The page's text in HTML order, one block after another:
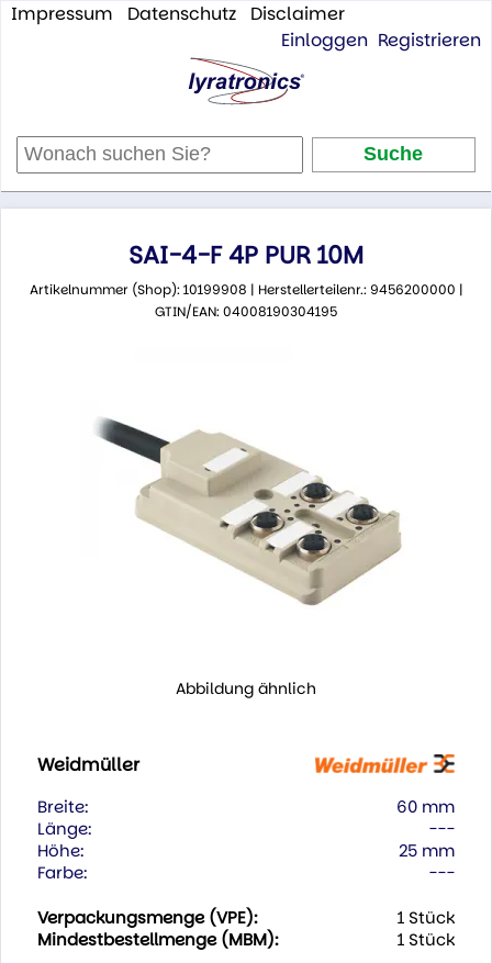
Impressum Datenschutz
Disclaimer
Einloggen Registrieren
SAI-4-F 4P PUR 10M
Artikelnummer (Shop): 10199908 | Herstellerteilenr.: 9456200000 |
GTIN/EAN: 04008190304195
Abbildung ähnlich
Weidmüller
Breite:
60 mm
Länge:
---
Höhe:
25 mm
Farbe:
---
Verpackungsmenge (VPE):
1 Stück
Mindestbestellmenge (MBM):
1 Stück